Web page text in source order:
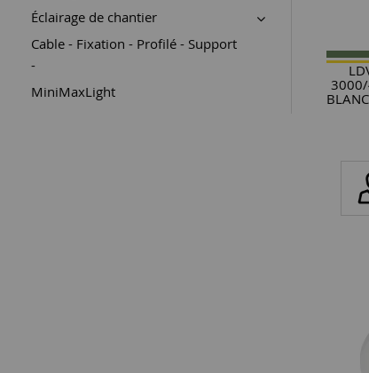
Éclairage de chantier
Cable - Fixation - Profilé - Support
-
MiniMaxLight